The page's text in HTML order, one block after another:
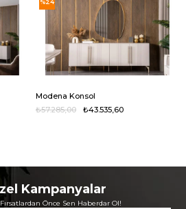
Modena Konsol
₺43.535,60
₺57.285,00
Kampanyalar
Önce Sen Haberdar Ol!